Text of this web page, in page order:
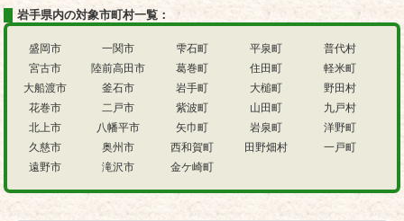
岩手県内の対象市町村一覧：
盛岡市
宮古市
大船渡市
花巻市
北上市
久慈市
遠野市
一関市
陸前高田市
釜石市
二戸市
八幡平市
奥州市
滝沢市
雫石町
葛巻町
岩手町
紫波町
矢巾町
西和賀町
金ケ崎町
平泉町
住田町
大槌町
山田町
岩泉町
田野畑村
普代村
軽米町
野田村
九戸村
洋野町
一戸町